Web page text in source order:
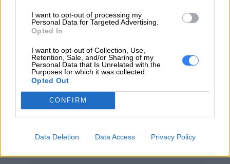
I want to opt-out of processing my
Personal Data for Targeted Advertising.
Opted In
I want to opt-out of Collection, Use,
Retention, Sale, and/or Sharing of my
Personal Data that Is Unrelated with the
Purposes for which it was collected.
Opted Out
CONFIRM
Data Deletion Data Access Privacy Policy
ZAPYTAJ O PRODUKT
5B11J07490"
EMAIL